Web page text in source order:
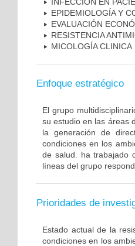
EPIDEMIOLOGÍA Y
EVALUACIÓN
RESISTENCIA
MICOLOGÍA CLINICA
Enfoque estratégico
El grupo
su estudio en las áreas
la generación de
condiciones en los
de salud. ha trabajado
líneas del grupo
Prioridades de
Estado actual de la
condiciones en los